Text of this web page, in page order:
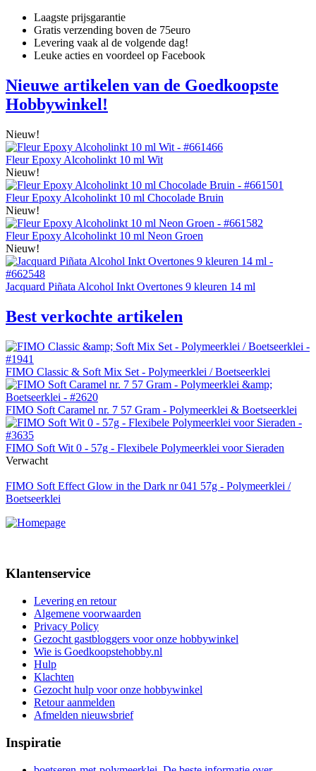
Laagste prijsgarantie
Gratis verzending boven de 75euro
Levering vaak al de volgende dag!
Leuke acties en voordeel op Facebook
Nieuwe artikelen van de Goedkoopste
Hobbywinkel!
Nieuw!
Fleur Epoxy Alcoholinkt 10 ml Wit
Nieuw!
Fleur Epoxy Alcoholinkt 10 ml Chocolade Bruin
Nieuw!
Fleur Epoxy Alcoholinkt 10 ml Neon Groen
Nieuw!
Jacquard Piñata Alcohol Inkt Overtones 9 kleuren 14 ml
Best verkochte artikelen
FIMO Classic & Soft Mix Set - Polymeerklei / Boetseerklei
FIMO Soft Caramel nr. 7 57 Gram - Polymeerklei & Boetseerklei
FIMO Soft Wit 0 - 57g - Flexibele Polymeerklei voor Sieraden
Verwacht
FIMO Soft Effect Glow in the Dark nr 041 57g - Polymeerklei /
Boetseerklei
Klantenservice
Levering en retour
Algemene voorwaarden
Privacy Policy
Gezocht gastbloggers voor onze hobbywinkel
Wie is Goedkoopstehobby.nl
Hulp
Klachten
Gezocht hulp voor onze hobbywinkel
Retour aanmelden
Afmelden nieuwsbrief
Inspiratie